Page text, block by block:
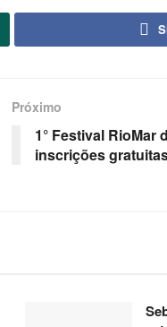
Próximo
1° Festival RioMar
inscrições